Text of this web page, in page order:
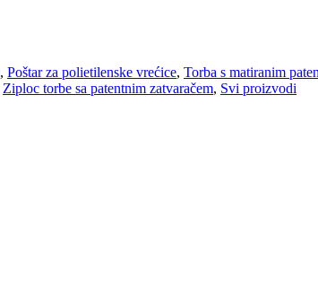
, Poštar za polietilenske vrećice, Torba s matiranim
Ziploc torbe sa patentnim zatvaračem, Svi proizvodi